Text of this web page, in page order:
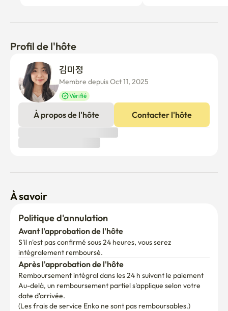
Profil de l'hôte
Membre depuis Oct 11, 2025
Vérifié
À propos de l'hôte Contacter l'hôte
À savoir
Politique d'annulation
Avant l'approbation de l'hôte
S'il n'est pas confirmé sous 24 heures, vous serez
intégralement remboursé.
Après l'approbation de l'hôte
Remboursement intégral dans les 24 h suivant le paiement
Au-delà, un remboursement partiel s'applique selon votre
date d'arrivée.
(Les frais de service Enko ne sont pas remboursables.)